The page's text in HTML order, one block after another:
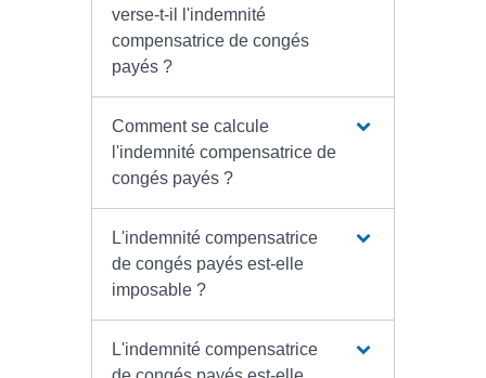
verse-t-il l'indemnité
compensatrice de congés
payés ?
Comment se calcule
l'indemnité compensatrice de
congés payés ?
L'indemnité compensatrice
de congés payés est-elle
imposable ?
L'indemnité compensatrice